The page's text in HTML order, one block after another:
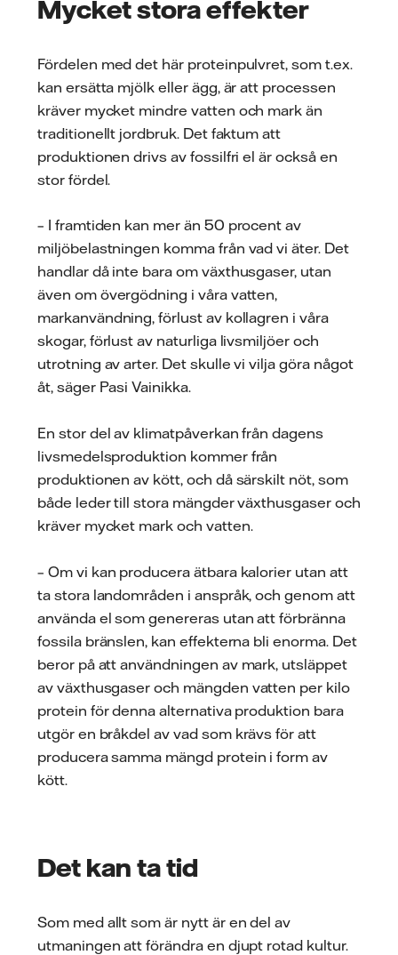
Mycket stora effekter
Fördelen med det här proteinpulvret, som t.ex.
kan ersätta mjölk eller ägg, är att processen
kräver mycket mindre vatten och mark än
traditionellt jordbruk. Det faktum att
produktionen drivs av fossilfri el är också en
stor fördel.
– I framtiden kan mer än 50 procent av
miljöbelastningen komma från vad vi äter. Det
handlar då inte bara om växthusgaser, utan
även om övergödning i våra vatten,
markanvändning, förlust av kollagren i våra
skogar, förlust av naturliga livsmiljöer och
utrotning av arter. Det skulle vi vilja göra något
åt, säger Pasi Vainikka.
En stor del av klimatpåverkan från dagens
livsmedelsproduktion kommer från
produktionen av kött, och då särskilt nöt, som
både leder till stora mängder växthusgaser och
kräver mycket mark och vatten.
– Om vi kan producera ätbara kalorier utan att
ta stora landområden i anspråk, och genom att
använda el som genereras utan att förbränna
fossila bränslen, kan effekterna bli enorma. Det
beror på att användningen av mark, utsläppet
av växthusgaser och mängden vatten per kilo
protein för denna alternativa produktion bara
utgör en bråkdel av vad som krävs för att
producera samma mängd protein i form av
kött.
Det kan ta tid
Som med allt som är nytt är en del av
utmaningen att förändra en djupt rotad kultur.